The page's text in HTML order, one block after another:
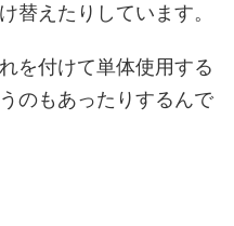
替えたりしています。
を付けて単体使用する
のもあったりするんで